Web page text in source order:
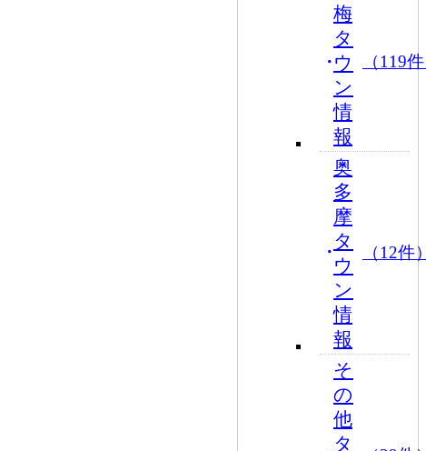
梅
タ
ウ
ン
情
報
（119
奥
多
摩
タ
ウ
ン
情
報
（12件
そ
の
他
タ